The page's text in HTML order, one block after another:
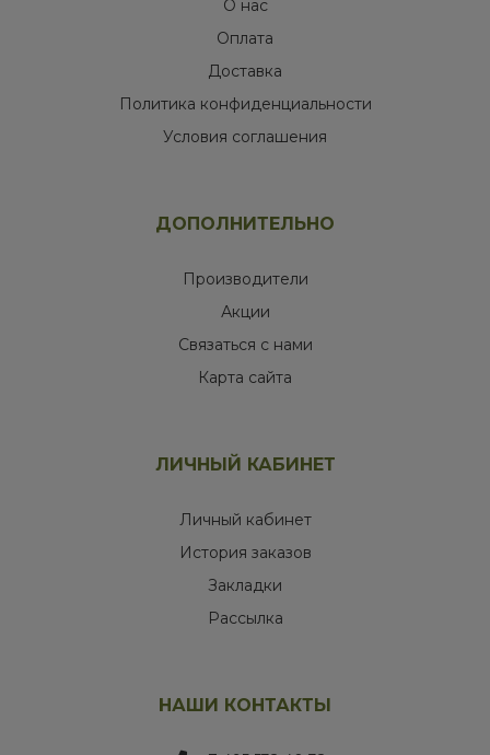
О нас
Оплата
Доставка
Политика конфиденциальности
Условия соглашения
ДОПОЛНИТЕЛЬНО
Производители
Акции
Связаться с нами
Карта сайта
ЛИЧНЫЙ КАБИНЕТ
Личный кабинет
История заказов
Закладки
Рассылка
НАШИ КОНТАКТЫ